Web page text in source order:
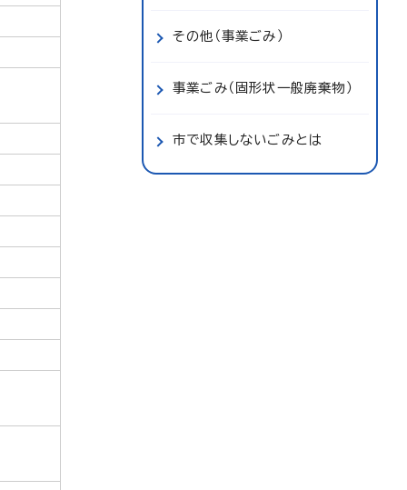
その他（事業ごみ）
事業ごみ（固形状一般廃棄物）
市で収集しないごみとは